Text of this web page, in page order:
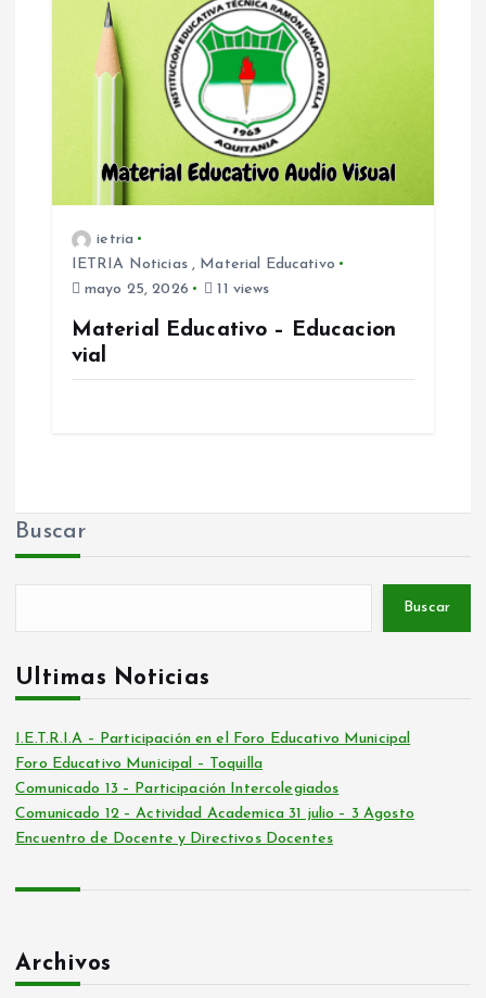
d
ietria
IETRIA Noticias, Material Educativo
mayo 25, 2026
11 views
Material Educativo – Educacion
vial
Buscar
Buscar
Ultimas Noticias
I.E.T.R.I.A – Participación en el Foro Educativo Municipal
Foro Educativo Municipal – Toquilla
Comunicado 13 – Participación Intercolegiados
Comunicado 12 – Actividad Academica 31 julio – 3 Agosto
Encuentro de Docente y Directivos Docentes
Archivos